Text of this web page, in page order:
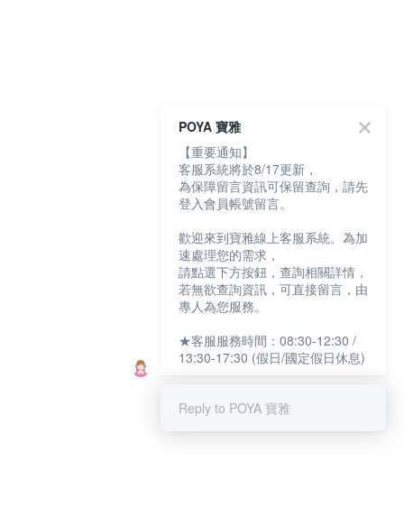
POYA 寶雅
【重要通知】
客服系統將於8/17更新，
為保障留言資訊可保留查詢，請先
登入會員帳號留言。
歡迎來到寶雅線上客服系統。為加
速處理您的需求，
請點選下方按鈕，查詢相關詳情，
若無欲查詢資訊，可直接留言，由
專人為您服務。
★客服服務時間：08:30-12:30 /
13:30-17:30 (假日/國定假日休息)
Reply to POYA 寶雅